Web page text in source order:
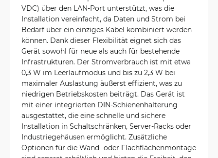
VDC) über den LAN-Port unterstützt, was die
Installation vereinfacht, da Daten und Strom bei
Bedarf über ein einziges Kabel kombiniert werden
können. Dank dieser Flexibilität eignet sich das
Gerät sowohl für neue als auch für bestehende
Infrastrukturen. Der Stromverbrauch ist mit etwa
0,3 W im Leerlaufmodus und bis zu 2,3 W bei
maximaler Auslastung äußerst effizient, was zu
niedrigen Betriebskosten beiträgt. Das Gerät ist
mit einer integrierten DIN-Schienenhalterung
ausgestattet, die eine schnelle und sichere
Installation in Schaltschränken, Server-Racks oder
Industriegehäusen ermöglicht. Zusätzliche
Optionen für die Wand- oder Flachflächenmontage